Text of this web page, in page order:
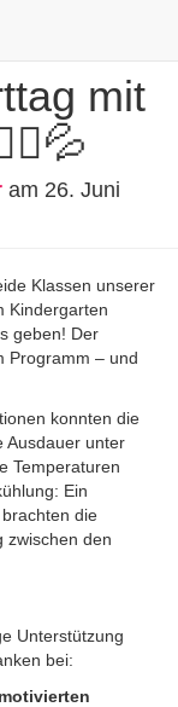
mit
am 26. Juni
Klassen unserer
Kindergarten
geben! Der
Programm – und
konnten die
Ausdauer unter
Temperaturen
Ein
die
zwischen den
Unterstützung
bei: